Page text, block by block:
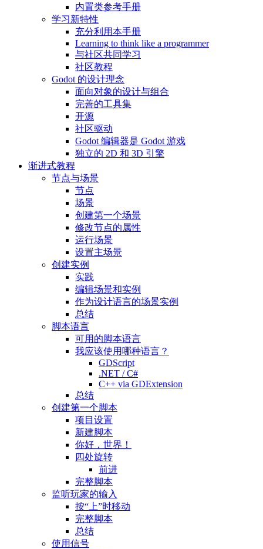
内置类参考手册
学习新特性
充分利用本手册
Learning to think like a programmer
与社区共同学习
社区教程
Godot 的设计理念
面向对象的设计与组合
完善的工具集
开源
社区驱动
Godot 编辑器是 Godot 游戏
独立的 2D 和 3D 引擎
渐进式教程
节点与场景
节点
场景
创建第一个场景
修改节点的属性
运行场景
设置主场景
创建实例
实践
编辑场景和实例
作为设计语言的场景实例
总结
脚本语言
可用的脚本语言
我应该使用哪种语言？
GDScript
.NET / C#
C++ via GDExtension
总结
创建第一个脚本
项目设置
新建脚本
你好，世界！
四处旋转
前进
完整脚本
监听玩家的输入
按“上”时移动
完整脚本
总结
使用信号